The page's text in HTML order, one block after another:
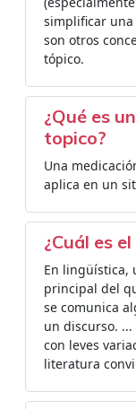
simplificar una
son otros
tópico.
¿Qué es
topico?
Una
aplica en un
¿Cuál es
En lingüística,
principal del
se comunica
un discurso.
con leves
literatura